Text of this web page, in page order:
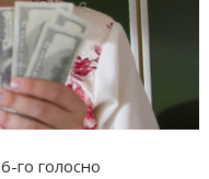
го голосно